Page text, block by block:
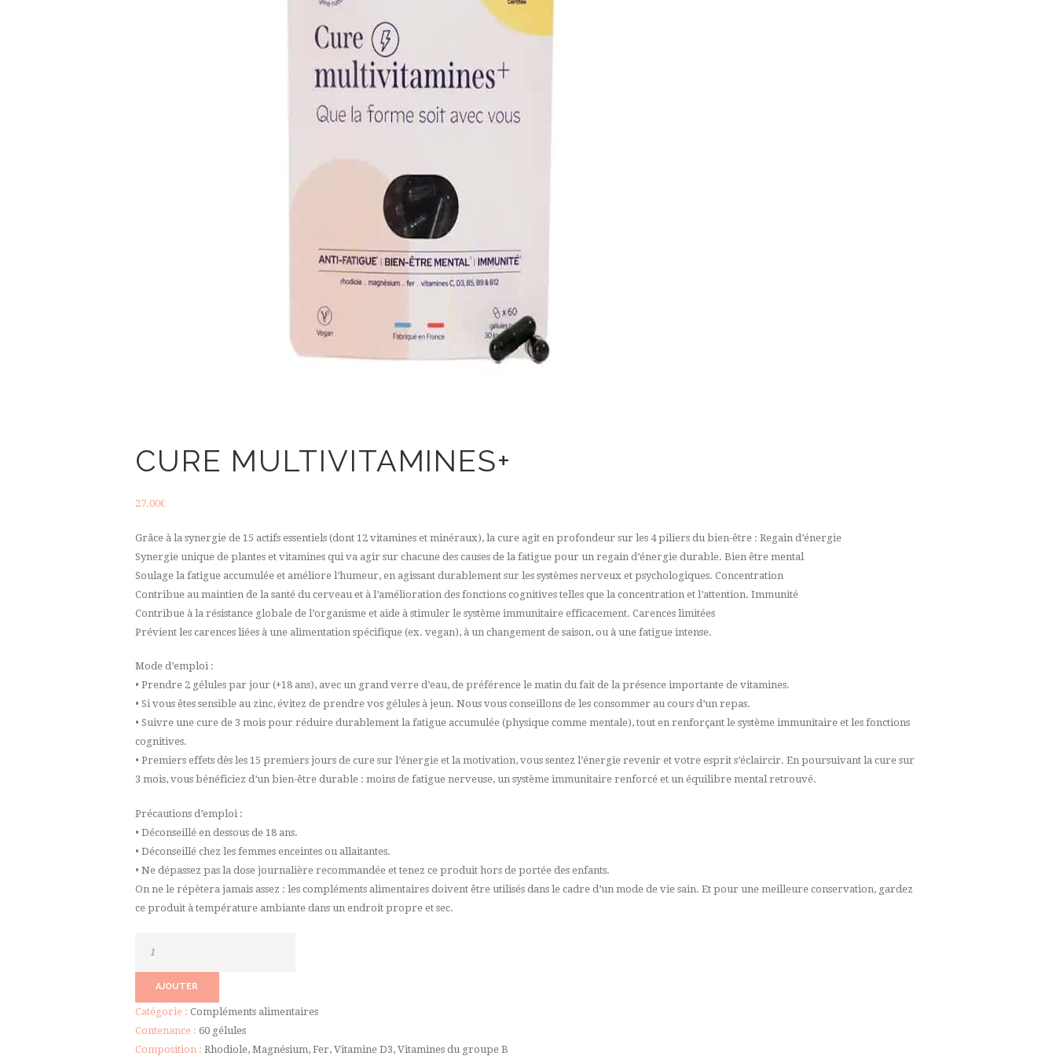
CURE MULTIVITAMINES+
27.00€
Grâce à la synergie de 15 actifs essentiels (dont 12 vitamines et minéraux), la cure agit en profondeur sur les 4 piliers du bien-être : Regain d’énergie
Synergie unique de plantes et vitamines qui va agir sur chacune des causes de la fatigue pour un regain d’énergie durable. Bien être mental
Soulage la fatigue accumulée et améliore l’humeur, en agissant durablement sur les systèmes nerveux et psychologiques. Concentration
Contribue au maintien de la santé du cerveau et à l’amélioration des fonctions cognitives telles que la concentration et l’attention. Immunité
Contribue à la résistance globale de l’organisme et aide à stimuler le système immunitaire efficacement. Carences limitées
Prévient les carences liées à une alimentation spécifique (ex. vegan), à un changement de saison, ou à une fatigue intense.
Mode d’emploi :
• Prendre 2 gélules par jour (+18 ans), avec un grand verre d’eau, de préférence le matin du fait de la présence importante de vitamines.
• Si vous êtes sensible au zinc, évitez de prendre vos gélules à jeun. Nous vous conseillons de les consommer au cours d’un repas.
• Suivre une cure de 3 mois pour réduire durablement la fatigue accumulée (physique comme mentale), tout en renforçant le système immunitaire et les fonctions
cognitives.
• Premiers effets dès les 15 premiers jours de cure sur l’énergie et la motivation, vous sentez l’énergie revenir et votre esprit s’éclaircir. En poursuivant la cure sur
3 mois, vous bénéficiez d’un bien-être durable : moins de fatigue nerveuse, un système immunitaire renforcé et un équilibre mental retrouvé.
Précautions d’emploi :
• Déconseillé en dessous de 18 ans.
• Déconseillé chez les femmes enceintes ou allaitantes.
• Ne dépassez pas la dose journalière recommandée et tenez ce produit hors de portée des enfants.
On ne le répètera jamais assez : les compléments alimentaires doivent être utilisés dans le cadre d’un mode de vie sain. Et pour une meilleure conservation, gardez
ce produit à température ambiante dans un endroit propre et sec.
AJOUTER
Catégorie : Compléments alimentaires
Contenance : 60 gélules
Composition : Rhodiole, Magnésium, Fer, Vitamine D3, Vitamines du groupe B